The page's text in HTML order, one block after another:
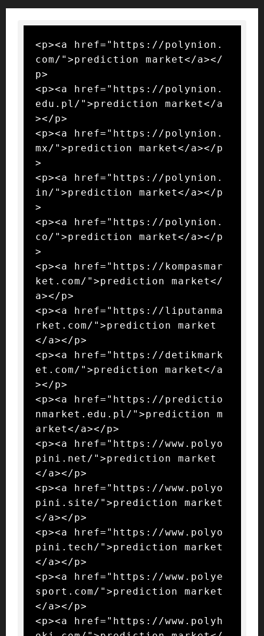
<p><a href="https://polynion.
com/">prediction market</a></
p>
<p><a href="https://polynion.
edu.pl/">prediction market</a
></p>
<p><a href="https://polynion.
mx/">prediction market</a></p
>
<p><a href="https://polynion.
in/">prediction market</a></p
>
<p><a href="https://polynion.
co/">prediction market</a></p
>
<p><a href="https://kompasmar
ket.com/">prediction market</
a></p>
<p><a href="https://liputanma
rket.com/">prediction market
</a></p>
<p><a href="https://detikmark
et.com/">prediction market</a
></p>
<p><a href="https://predictio
nmarket.edu.pl/">prediction m
arket</a></p>
<p><a href="https://www.polyo
pini.net/">prediction market
</a></p>
<p><a href="https://www.polyo
pini.site/">prediction market
</a></p>
<p><a href="https://www.polyo
pini.tech/">prediction market
</a></p>
<p><a href="https://www.polye
sport.com/">prediction market
</a></p>
<p><a href="https://www.polyh